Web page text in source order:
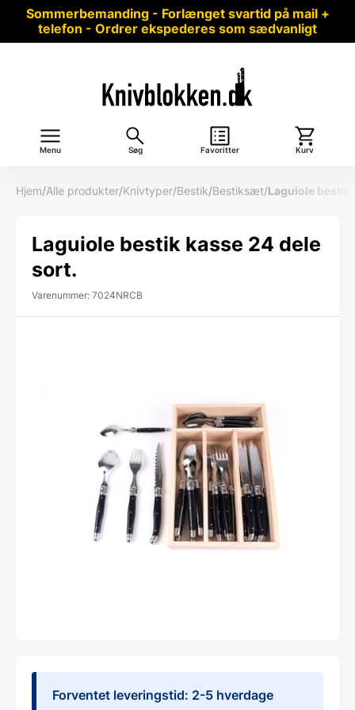
Sommerbemanding - Forlænget svartid på mail +
telefon - Ordrer ekspederes som sædvanligt
Menu Søg Favoritter Kurv
Hjem/Alle produkter/Knivtyper/Bestik/Bestiksæt/Laguiole bestik
Laguiole bestik kasse 24 dele
sort.
Varenummer: 7024NRCB
Forventet leveringstid: 2-5 hverdage